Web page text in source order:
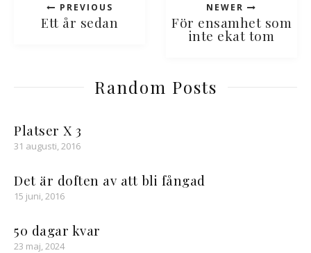
PREVIOUS
Ett år sedan
NEWER
För ensamhet som
inte ekat tom
Random Posts
Platser X 3
31 augusti, 2016
Det är doften av att bli fångad
15 juni, 2016
50 dagar kvar
23 maj, 2024